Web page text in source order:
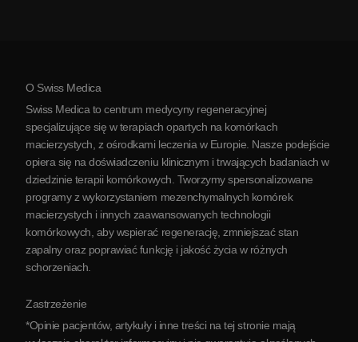
O Serbii
Partnerstwo
Skontaktuj się z nami
O Swiss Medica
Swiss Medica to centrum medycyny regeneracyjnej
specjalizujące się w terapiach opartych na komórkach
macierzystych, z ośrodkami leczenia w Europie. Nasze podejście
opiera się na doświadczeniu klinicznym i trwających badaniach w
dziedzinie terapii komórkowych. Tworzymy spersonalizowane
programy z wykorzystaniem mezenchymalnych komórek
macierzystych i innych zaawansowanych technologii
komórkowych, aby wspierać regenerację, zmniejszać stan
zapalny oraz poprawiać funkcję i jakość życia w różnych
schorzeniach.
Zastrzeżenie
*Opinie pacjentów, artykuły i inne treści na tej stronie mają